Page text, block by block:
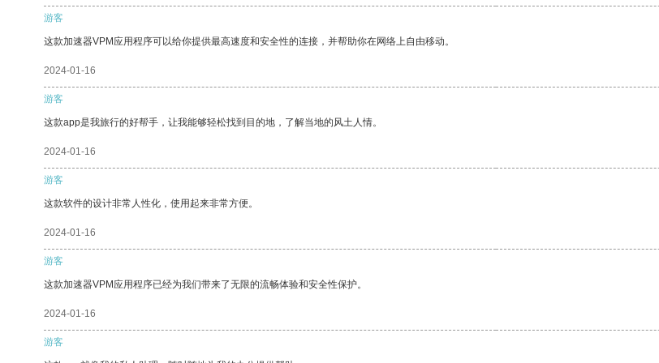
游客
这款加速器VPM应用程序可以给你提供最高速度和安全性的连接，并帮助你在网络上自由移动。
2024-01-16
游客
这款app是我旅行的好帮手，让我能够轻松找到目的地，了解当地的风土人情。
2024-01-16
游客
这款软件的设计非常人性化，使用起来非常方便。
2024-01-16
游客
这款加速器VPM应用程序已经为我们带来了无限的流畅体验和安全性保护。
2024-01-16
游客